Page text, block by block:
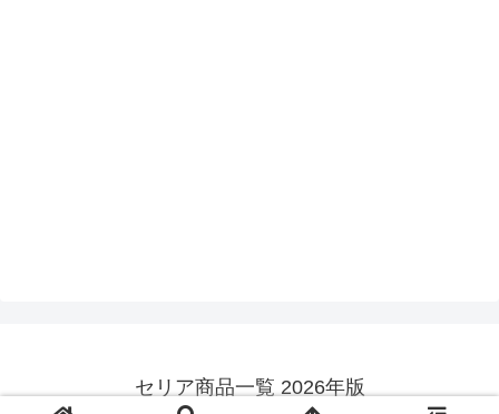
セリア商品一覧 2026年版